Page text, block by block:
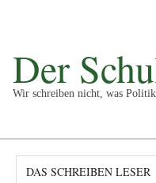
Der
Wir schreiben nicht, was
DAS SCHREIBEN LESER